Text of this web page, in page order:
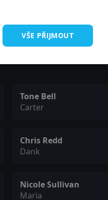
Tone Bell
Carter
Chris Redd
Dank
Nicole Sullivan
Maria
VŠE PŘIJMOUT